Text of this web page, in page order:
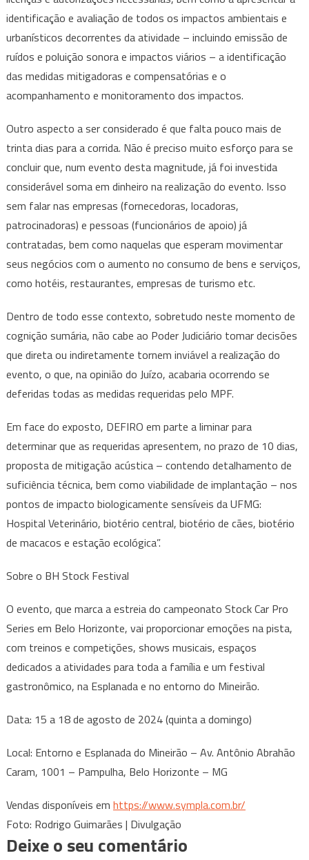
identificação e avaliação de todos os impactos ambientais e
urbanísticos decorrentes da atividade – incluindo emissão de
ruídos e poluição sonora e impactos viários – a identificação
das medidas mitigadoras e compensatórias e o
acompanhamento e monitoramento dos impactos.
Outro aspecto a ser considerado é que falta pouco mais de
trinta dias para a corrida. Não é preciso muito esforço para se
concluir que, num evento desta magnitude, já foi investida
considerável soma em dinheiro na realização do evento. Isso
sem falar nas empresas (fornecedoras, locadoras,
patrocinadoras) e pessoas (funcionários de apoio) já
contratadas, bem como naquelas que esperam movimentar
seus negócios com o aumento no consumo de bens e serviços,
como hotéis, restaurantes, empresas de turismo etc.
Dentro de todo esse contexto, sobretudo neste momento de
cognição sumária, não cabe ao Poder Judiciário tomar decisões
que direta ou indiretamente tornem inviável a realização do
evento, o que, na opinião do Juízo, acabaria ocorrendo se
deferidas todas as medidas requeridas pelo MPF.
Em face do exposto, DEFIRO em parte a liminar para
determinar que as requeridas apresentem, no prazo de 10 dias,
proposta de mitigação acústica – contendo detalhamento de
suficiência técnica, bem como viabilidade de implantação – nos
pontos de impacto biologicamente sensíveis da UFMG:
Hospital Veterinário, biotério central, biotério de cães, biotério
de macacos e estação ecológica”.
Sobre o BH Stock Festival
O evento, que marca a estreia do campeonato Stock Car Pro
Series em Belo Horizonte, vai proporcionar emoções na pista,
com treinos e competições, shows musicais, espaços
dedicados a atividades para toda a família e um festival
gastronômico, na Esplanada e no entorno do Mineirão.
Data: 15 a 18 de agosto de 2024 (quinta a domingo)
Local: Entorno e Esplanada do Mineirão – Av. Antônio Abrahão
Caram, 1001 – Pampulha, Belo Horizonte – MG
Vendas disponíveis em https://www.sympla.com.br/
Foto: Rodrigo Guimarães | Divulgação
Deixe o seu comentário